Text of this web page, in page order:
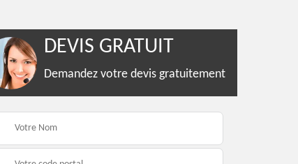
DEVIS GRATUIT
Demandez votre devis gratuitement